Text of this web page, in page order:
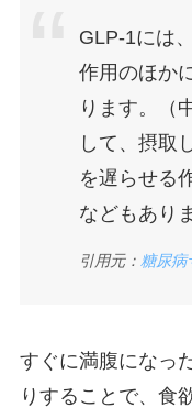
GLP-1には
作用のほか
ります。（
して、摂取
を遅らせる
などもあり
引用元： 糖尿
すぐに満腹になっ
りすることで、食